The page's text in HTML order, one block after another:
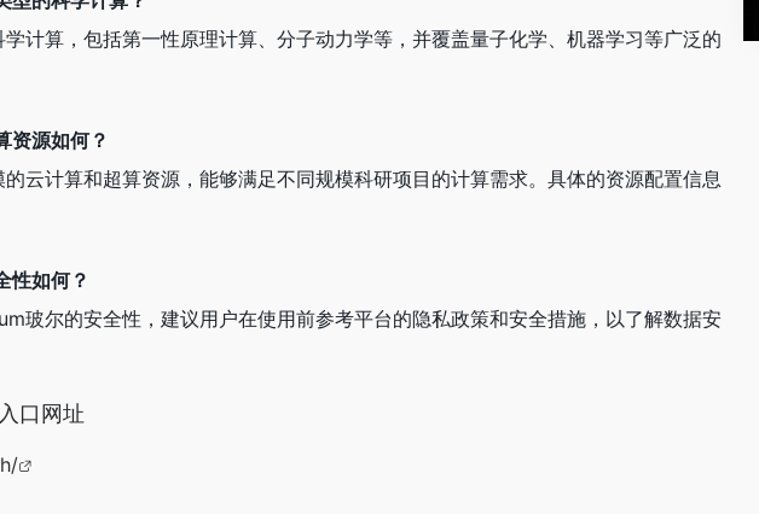
计算，包括第一性原理计算、分子动力学等，并覆盖量子化学、机器学习等广泛的
资源如何？
云计算和超算资源，能够满足不同规模科研项目的计算需求。具体的资源配置信息
性如何？
玻尔的安全性，建议用户在使用前参考平台的隐私政策和安全措施，以了解数据安
口网址